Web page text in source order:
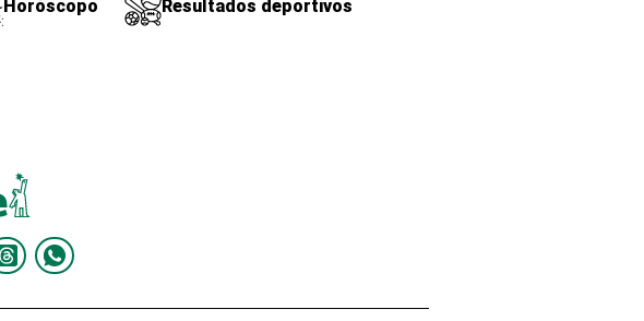
Horóscopo Resultados deportivos